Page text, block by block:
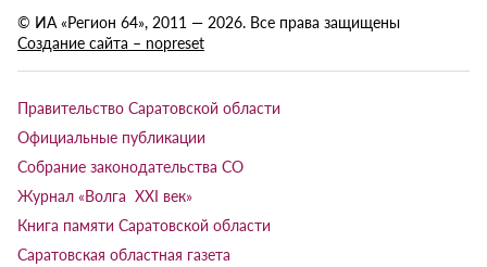
© ИА «Регион 64», 2011 — 2026. Все права защищены
Создание сайта – nopreset
Правительство Саратовской области
Официальные публикации
Собрание законодательства СО
Журнал «Волга XXI век»
Книга памяти Саратовской области
Саратовская областная газета